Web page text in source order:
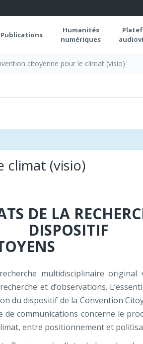
Publications
Humanités
numériques
citoyenne pour le climat (visio)
climat (visio)
DE LA
DISPOSITIF
multidisciplinaire original
et d’observations.
du dispositif de la Convention
communications concerne le
entre positionnement et